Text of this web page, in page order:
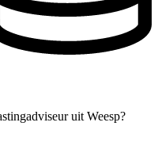
uit Weesp?